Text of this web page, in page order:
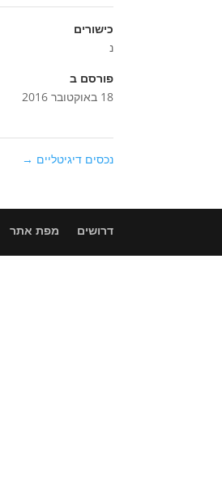
כישורים
נ
פורסם ב
18 באוקטובר 2016
נכסים דיגיטליים →
דרושים מפת אתר